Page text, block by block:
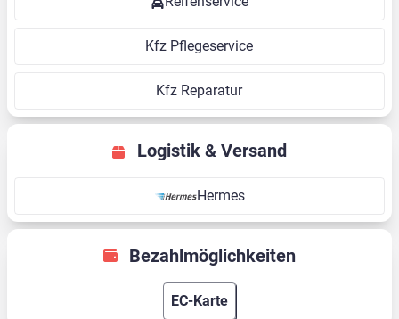
Kfz Pflegeservice
Kfz Reparatur
Logistik & Versand
Hermes
Bezahlmöglichkeiten
EC-Karte